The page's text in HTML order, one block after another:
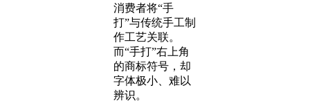
消费者将“手
打”与传统手工制
作工艺关联。
而“手打”右上角
的商标符号，却
字体极小、难以
辨识。